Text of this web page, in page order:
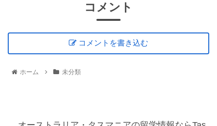
コメント
コメントを書き込む
ホーム 未分類